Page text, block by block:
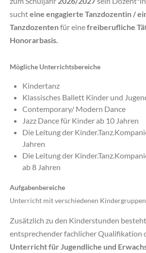
suchteine engagierte Tanzdozentin /
Tanzdozentenfür einefreiberufliche
Honorarbasis.
Mögliche Unterrichtsbereiche
Kindertanz
Klassisches Ballett Kinder und
Contemporary/ Modern Dance
Jazz Dance für Kinder ab 10 Jahren
Die Leitung der
Jahren
Die Leitung der
ab 8 Jahren
Aufgabenbereiche
Unterricht mit verschiedenen Kindergruppen
Zusätzlich zu den Kinderstunden
entsprechender fachlicher Qualifikation
Unterricht für Jugendliche und